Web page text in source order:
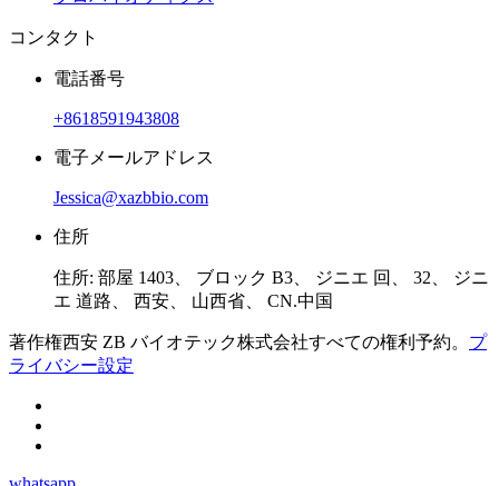
コンタクト
電話番号
+8618591943808
電子メールアドレス
Jessica@xazbbio.com
住所
住所: 部屋 1403、 ブロック B3、 ジニエ 回、 32、 ジニ
エ 道路、 西安、 山西省、 CN.中国
著作権西安 ZB バイオテック株式会社すべての権利予約。 プ
ライバシー設定